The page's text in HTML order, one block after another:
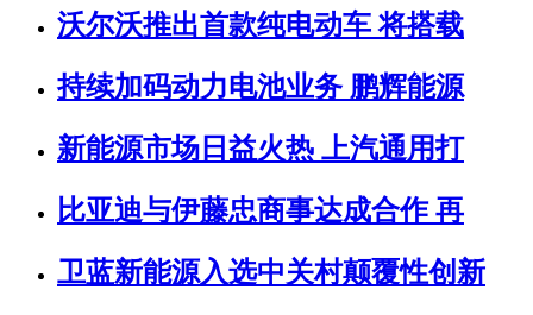
沃尔沃推出首款纯电动车 将搭载
持续加码动力电池业务 鹏辉能源
新能源市场日益火热 上汽通用打
比亚迪与伊藤忠商事达成合作 再
卫蓝新能源入选中关村颠覆性创新